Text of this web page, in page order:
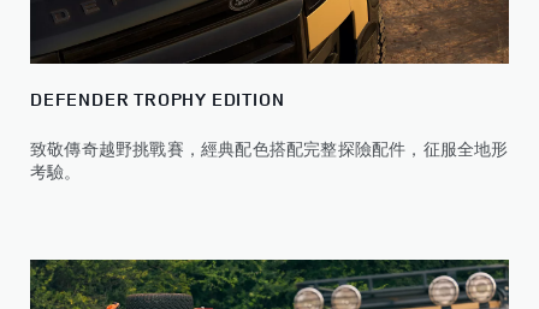
DEFENDER TROPHY EDITION
致敬傳奇越野挑戰賽，經典配色搭配完整探險配件，征服全地形
考驗。